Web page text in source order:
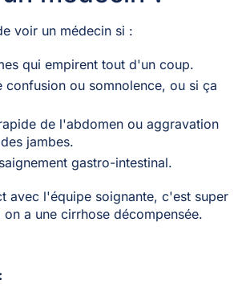
voir un médecin si :
qui empirent tout d'un coup.
confusion ou somnolence, ou si ça
de l'abdomen ou aggravation
jambes.
gastro-intestinal.
avec l'équipe soignante, c'est super
a une cirrhose décompensée.